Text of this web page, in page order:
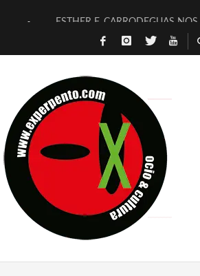
ESTHER F. CARRODEGUAS
[TERRA DE GUAPES] DE
TIMBRE 4, LA ESCUELA DEL
30 AÑOS (NO ES NADA) DE LA
MILITARES JUDÍAS EN
D’BALDOMEROS REINVENTAN
MARSHALL FLASH PRESENTA EN
JOFRE BARDAGÍ EN EXVITA